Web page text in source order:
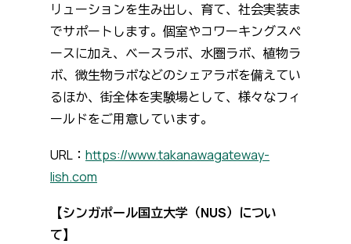
リューションを生み出し、育て、社会実装ま
でサポートします。個室やコワーキングスペ
ースに加え、ベースラボ、水圏ラボ、植物ラ
ボ、微生物ラボなどのシェアラボを備えてい
るほか、街全体を実験場として、様々なフィ
ールドをご用意しています。
URL： https://www.takanawagateway-
lish.com
【シンガポール国立大学（NUS）につい
て】